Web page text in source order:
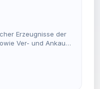
Erzeugnisse der
Ver- und Ankauf
der Pflanzen und